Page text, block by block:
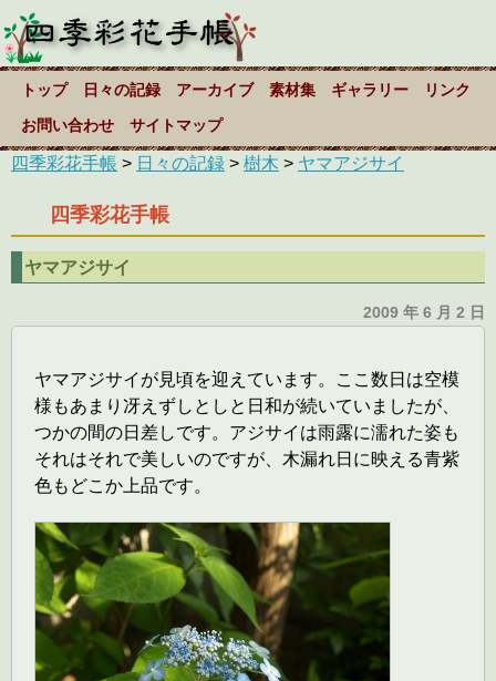
トップ 日々の記録 アーカイブ 素材集 ギャラリー リンク
お問い合わせ サイトマップ
四季彩花手帳 > 日々の記録 > 樹木 > ヤマアジサイ
四季彩花手帳
ヤマアジサイ
2009 年 6 月 2 日
ヤマアジサイが見頃を迎えています。ここ数日は空模
様もあまり冴えずしとしと日和が続いていましたが、
つかの間の日差しです。アジサイは雨露に濡れた姿も
それはそれで美しいのですが、木漏れ日に映える青紫
色もどこか上品です。